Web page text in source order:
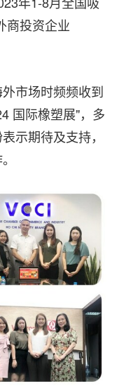
商投资企业
市场时频频收到
国际橡塑展"，多
示期待及支持，